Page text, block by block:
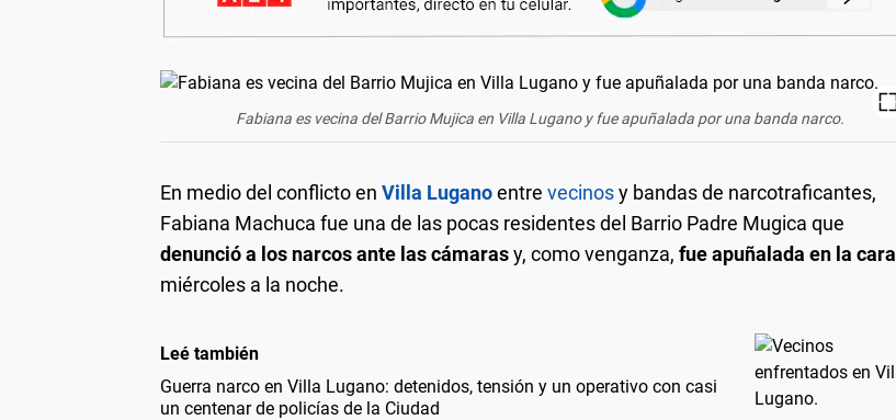
Fabiana es vecina del Barrio Mujica en Villa Lugano y fue apuñalada por una banda narco.
En medio del conflicto en Villa Luganoentre vecinosy bandas de narcotraficantes,
Fabiana Machuca fue una de las pocas residentes del Barrio Padre Mugica que
denunció a los narcos ante las cámarasy, como venganza, fue apuñalada en la cara
miércoles a la noche.
Leé también
Guerra narco en Villa Lugano: detenidos, tensión y un operativo con casi
un centenar de policías de la Ciudad